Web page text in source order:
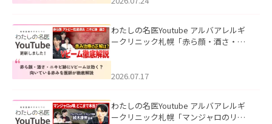
わたしの名医Youtube アルバアレルギ
ークリニック札幌「赤ら顔・酒さ・ニ
した。
2026.07.17
わたしの名医Youtube アルバアレルギ
ークリニック札幌「マンジャロのリア